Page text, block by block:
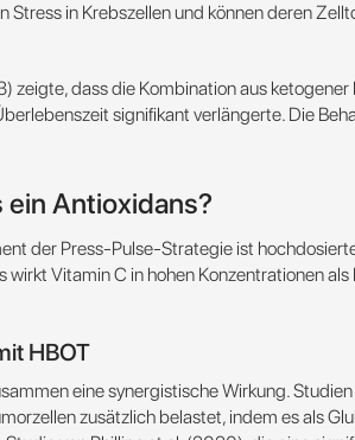
Stress in Krebszellen und können deren
zeigte, dass die Kombination aus
signifikant verlängerte. Die
ein Antioxidans?
der Press-Pulse-Strategie ist
wirkt Vitamin C in hohen Konzentrationen
HBOT
eine synergistische Wirkung.
zusätzlich belastet, indem es als